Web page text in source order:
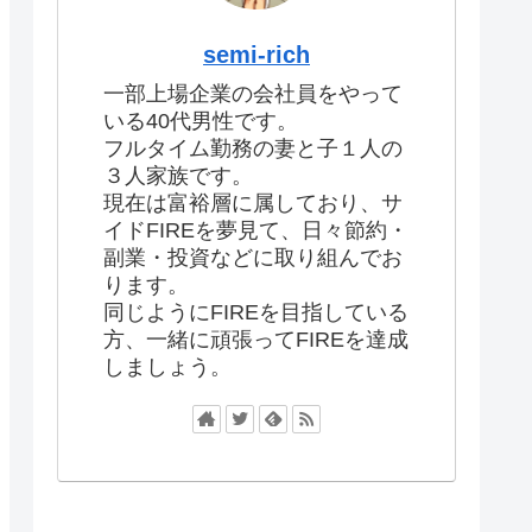
semi-rich
一部上場企業の会社員をやって
いる40代男性です。
フルタイム勤務の妻と子１人の
３人家族です。
現在は富裕層に属しており、サ
イドFIREを夢見て、日々節約・
副業・投資などに取り組んでお
ります。
同じようにFIREを目指している
方、一緒に頑張ってFIREを達成
しましょう。